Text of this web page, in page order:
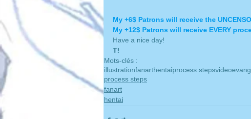
My +6$ Patrons will receive the
My +12$ Patrons will receive EVERY
Have a nice day!
T!
Mots-clés :
illustrationfanarthentaiprocess stepsvideo
process steps
fanart
hentai